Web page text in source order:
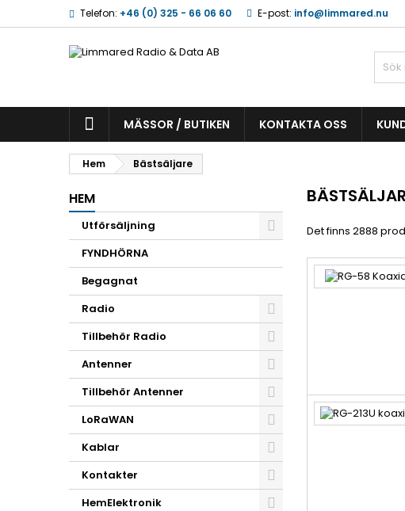
Telefon: +46 (0) 325 - 66 06 60 E-post: info@limmared.nu
MÄSSOR / BUTIKEN KONTAKTA OSS
Hem Bästsäljare
HEM
Utförsäljning
FYNDHÖRNA
Begagnat
Radio
Tillbehör Radio
Antenner
Tillbehör Antenner
LoRaWAN
Kablar
Kontakter
HemElektronik
Det finns 2888